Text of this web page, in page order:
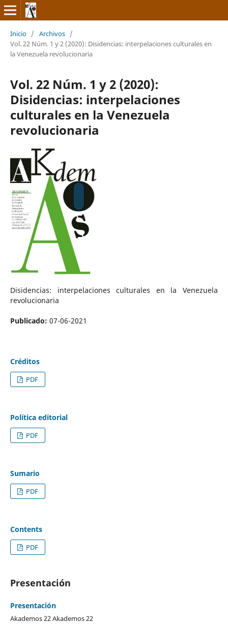
Inicio / Archivos /
Vol. 22 Núm. 1 y 2 (2020): Disidencias: interpelaciones culturales en
la Venezuela revolucionaria
Vol. 22 Núm. 1 y 2 (2020):
Disidencias: interpelaciones
culturales en la Venezuela
revolucionaria
Disidencias: interpelaciones culturales en la Venezuela
revolucionaria
Publicado: 07-06-2021
Créditos
PDF
Política editorial
PDF
Sumario
PDF
Contents
PDF
Presentación
Presentación
Akademos 22 Akademos 22